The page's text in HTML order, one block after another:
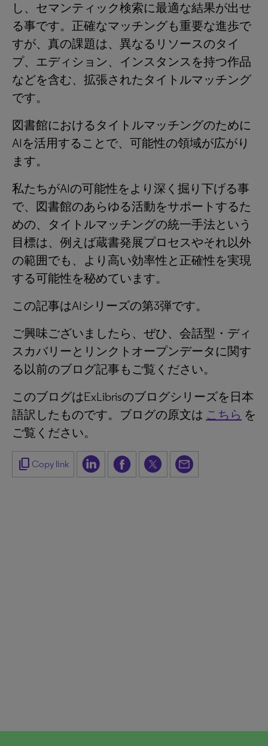
し、セマンティック検索に最適な結果が出せ
る事です。正確なマッチングも重要な進歩で
すが、真の課題は、異なるリソースのタイ
プ、エディション、インスタンスを持つ作品
などを含む、拡張されたタイトルマッチング
です。
図書館におけるタイトルマッチングのために
AIを活用することで、可能性の領域が広がり
ます。
私たちがAIの可能性をより深く掘り下げる事
で、図書館のあらゆる活動をサポートするた
めの、タイトルマッチングの統一手法という
目標は、例えば蔵書発展プロセスやそれ以外
の範囲でも、より高い効率性と正確性を実現
する可能性を秘めています。
この記事はAIシリーズの第3弾です。
ご興味ございましたら、ぜひ、会話型・ディ
スカバリーとリンクトオープンデータに関す
る以前のブログ記事もご覧ください。
このブログはExLibrisのブログシリーズを日本
語訳したものです。ブログの原文は こちら を
ご覧ください。
content_copy Copy link